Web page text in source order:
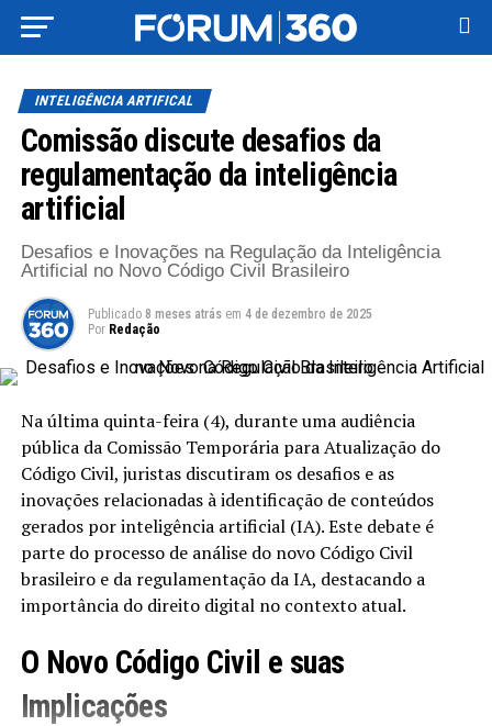
INTELIGÊNCIA ARTIFICAL
Comissão discute desafios da
regulamentação da inteligência
artificial
Desafios e Inovações na Regulação da Inteligência
Artificial no Novo Código Civil Brasileiro
Publicado 8 meses atrás em 4 de dezembro de 2025
Por Redação
Na última quinta-feira (4), durante uma audiência
pública da Comissão Temporária para Atualização do
Código Civil, juristas discutiram os desafios e as
inovações relacionadas à identificação de conteúdos
gerados por inteligência artificial (IA). Este debate é
parte do processo de análise do novo Código Civil
brasileiro e da regulamentação da IA, destacando a
importância do direito digital no contexto atual.
O Novo Código Civil e suas
Implicações